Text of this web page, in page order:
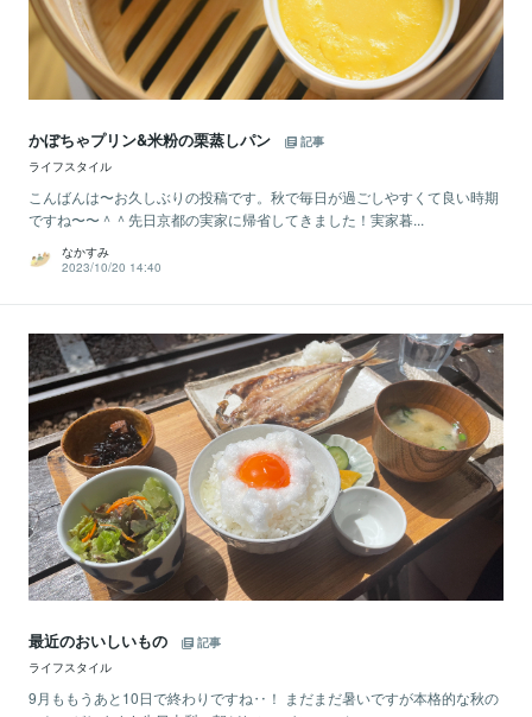
かぼちゃプリン&米粉の栗蒸しパン
記事
ライフスタイル
こんばんは〜お久しぶりの投稿です。秋で毎日が過ごしやすくて良い時期
ですね〜〜＾＾先日京都の実家に帰省してきました！実家暮...
なかすみ
2023/10/20 14:40
最近のおいしいもの
記事
ライフスタイル
9月ももうあと10日で終わりですね‥！ まだまだ暑いですが本格的な秋の